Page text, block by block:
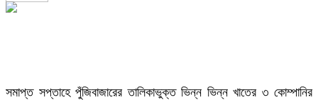
সমাপ্ত সপ্তাহে পুঁজিবাজারের তালিকাভুক্ত ভিন্ন ভিন্ন খাতের ৩ কোম্পানির